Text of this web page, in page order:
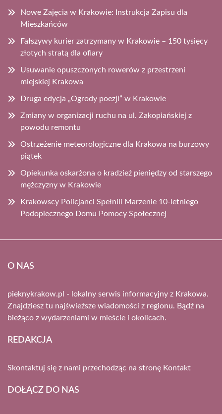
Nowe Zajęcia w Krakowie: Instrukcja Zapisu dla
Mieszkańców
Fałszywy kurier zatrzymany w Krakowie – 150 tysięcy
złotych stratą dla ofiary
Usuwanie opuszczonych rowerów z przestrzeni
miejskiej Krakowa
Druga edycja „Ogrody poezji” w Krakowie
Zmiany w organizacji ruchu na ul. Zakopiańskiej z
powodu remontu
Ostrzeżenie meteorologiczne dla Krakowa na burzowy
piątek
Opiekunka oskarżona o kradzież pieniędzy od starszego
mężczyzny w Krakowie
Krakowscy Policjanci Spełnili Marzenie 10-letniego
Podopiecznego Domu Pomocy Społecznej
O NAS
pieknykrakow.pl - lokalny serwis informacyjny z Krakowa.
Znajdziesz tu najświeższe wiadomości z regionu. Bądź na
bieżąco z wydarzeniami w mieście i okolicach.
REDAKCJA
Skontaktuj się z nami przechodząc na stronę Kontakt
DOŁĄCZ DO NAS